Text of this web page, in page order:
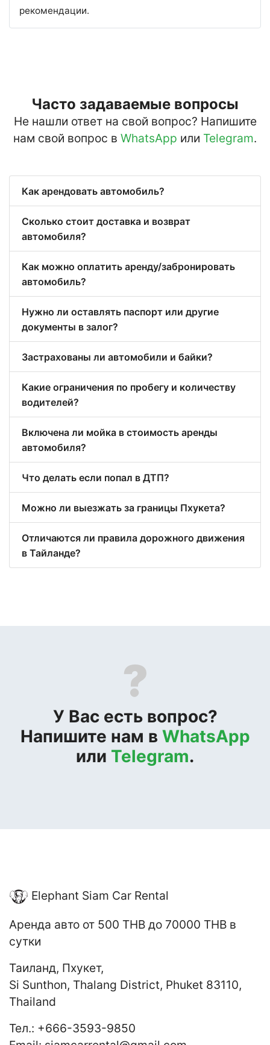
рекомендации.
Часто задаваемые вопросы
Не нашли ответ на свой вопрос? Напишите
нам свой вопрос в WhatsApp или Telegram.
Как арендовать автомобиль?
Сколько стоит доставка и возврат
автомобиля?
Как можно оплатить аренду/забронировать
автомобиль?
Нужно ли оставлять паспорт или другие
документы в залог?
Застрахованы ли автомобили и байки?
Какие ограничения по пробегу и количеству
водителей?
Включена ли мойка в стоимость аренды
автомобиля?
Что делать если попал в ДТП?
Можно ли выезжать за границы Пхукета?
Отличаются ли правила дорожного движения
в Тайланде?
?
У Вас есть вопрос?
Напишите нам в WhatsApp
или Telegram.
Elephant Siam Car Rental
Аренда авто от 500 THB до 70000 THB в
сутки
Таиланд, Пхукет,
Si Sunthon, Thalang District, Phuket 83110,
Thailand
Тел.: +666-3593-9850